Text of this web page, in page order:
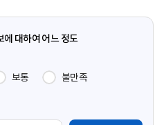
에 대하여 어느 정도
보통
불만족